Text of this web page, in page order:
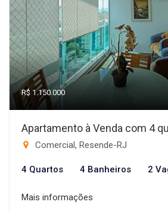
R$ 1.150.000
Apartamento à Venda com 4
Comercial, Resende-RJ
4 Quartos 4 Banheiros 2
Mais informações